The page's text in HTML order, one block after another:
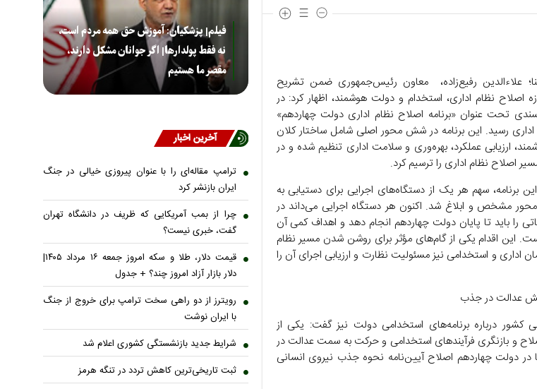
علاءالدین رفیع‌زاده، معاون رئیس‌جمهوری ضمن تشریح
اصلاح نظام اداری، استخدام و دولت هوشمند، اظهار کرد: در
تحت عنوان «برنامه اصلاح نظام اداری دولت چهاردهم»
رسید. این برنامه در شش محور اصلی شامل ساختار کلان
ارزیابی عملکرد، بهره‌وری و سلامت اداری تنظیم شده و در
برنامه، سهم هر یک از دستگاه‌های اجرایی برای دستیابی به
مشخص و ابلاغ شد. اکنون هر دستگاه اجرایی می‌داند در
را باید تا پایان دولت چهاردهم انجام دهد و اهداف کمی آن
این اقدام یکی از گام‌های مؤثر برای روشن شدن مسیر نظام
اداری و استخدامی نیز مسئولیت نظارت و ارزیابی اجرای آن را
عدالت در جذب
کشور درباره برنامه‌های استخدامی دولت نیز گفت: یکی از
و بازنگری فرآیندهای استخدامی و حرکت به سمت عدالت در
دولت چهاردهم اصلاح آیین‌نامه نحوه جذب نیروی انسانی
فیلم| پزشکیان: آموزش حق همه مردم است،
نه فقط پولدارها| اگر جوانان مشکل دارند،
مقصر ما هستیم
آخرین اخبار
ترامپ مقاله‌ای را با عنوان پیروزی خیالی در جنگ
ایران بازنشر کرد
چرا از بمب آمریکایی که ظریف در دانشگاه تهران
گفت، خبری نیست؟
قیمت دلار، طلا و سکه امروز جمعه ۱۶ مرداد ۱۴۰۵|
دلار بازار آزاد امروز چند؟ + جدول
رویترز از دو راهی سخت ترامپ برای خروج از جنگ
با ایران نوشت
شرایط جدید بازنشستگی کشوری اعلام شد
ثبت تاریخی‌ترین کاهش تردد در تنگه هرمز